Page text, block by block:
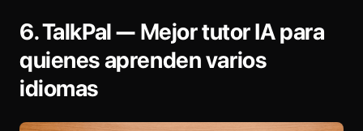
6. TalkPal — Mejor tutor IA para
quienes aprenden varios
idiomas